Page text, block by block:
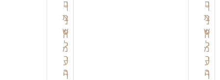
צ
פ
י
י
ה
צ
פ
י
י
ה